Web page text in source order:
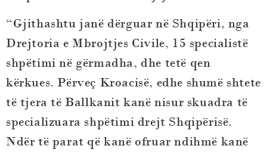
“Gjithashtu janë dërguar në Shqipëri, nga
Drejtoria e Mbrojtjes Civile, 15 specialistë
shpëtimi në gërmadha, dhe tetë qen
kërkues. Përveç Kroacisë, edhe shumë shtete
të tjera të Ballkanit kanë nisur skuadra të
specializuara shpëtimi drejt Shqipërisë.
Ndër të parat që kanë ofruar ndihmë kanë